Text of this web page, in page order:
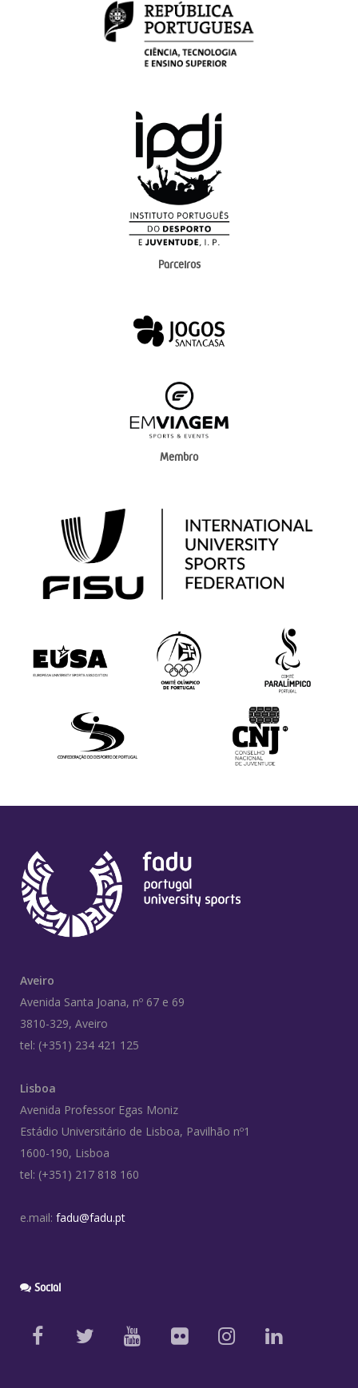
Parceiros
Membro
Aveiro
Avenida Santa Joana, nº 67 e 69
3810-329, Aveiro
tel: (+351) 234 421 125
Lisboa
Avenida Professor Egas Moniz
Estádio Universitário de Lisboa, Pavilhão nº1
1600-190, Lisboa
tel: (+351) 217 818 160
e.mail: fadu@fadu.pt
Social